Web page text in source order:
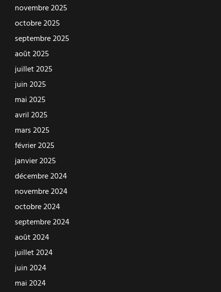
novembre 2025
octobre 2025
septembre 2025
août 2025
juillet 2025
juin 2025
mai 2025
avril 2025
mars 2025
février 2025
janvier 2025
décembre 2024
novembre 2024
octobre 2024
septembre 2024
août 2024
juillet 2024
juin 2024
mai 2024